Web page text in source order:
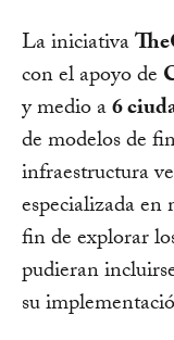
La iniciativa
con el apoyo de
y medio a6
de modelos de
infraestructura
especializada
fin de explorar
pudieran
su